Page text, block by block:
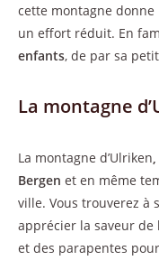
cette montagne
un effort réduit. En
enfants, de par sa
La montagne
La montagne d’Ulriken
Bergen et en même
ville. Vous trouverez à
apprécier la saveur de
et des parapentes